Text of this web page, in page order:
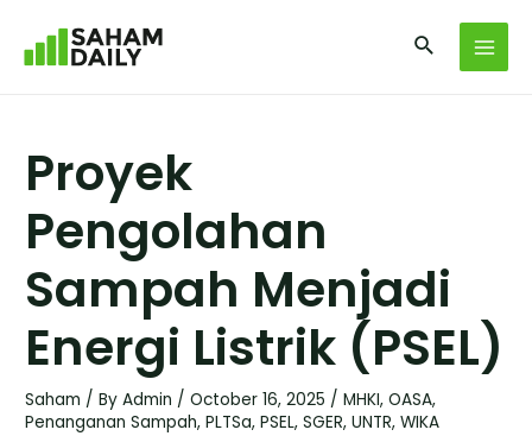
Proyek
Pengolahan
Sampah Menjadi
Energi Listrik (PSEL)
Saham / ByAdmin /October 16, 2025 /MHKI,OASA,
Penanganan Sampah,PLTSa,PSEL,SGER,UNTR,WIKA